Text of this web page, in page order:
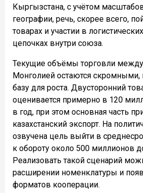
Кыргызстана, с учётом
географии, речь, скорее всего,
товарах и участии в
цепочках внутри союза.
Текущие объёмы торговли
Монголией остаются
базу для роста. Двусторонний
оценивается примерно в 120
в год, при этом основная часть
казахстанский экспорт. На
озвучена цель выйти в
к обороту около 500 миллионов
Реализовать такой сценарий
расширении номенклатуры и
форматов кооперации.